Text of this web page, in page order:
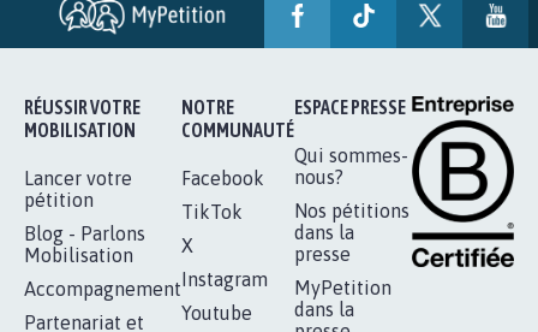
RÉUSSIR VOTRE
MOBILISATION
Lancer votre
pétition
Blog - Parlons
Mobilisation
Accompagnement
Partenariat et
NOTRE
COMMUNAUTÉ
Facebook
TikTok
X
Instagram
Youtube
ESPACE PRESSE
Qui sommes-
nous?
Nos pétitions
dans la
presse
MyPetition
dans la